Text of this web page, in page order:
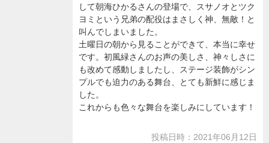
して朝海ひかるさんの登場で、スサノオとツク
ヨミという兄弟の配役はまさしく神、無敵！と
叫んでしまいました。
土曜日の朝から見ることができて、本当に幸せ
です。初風緑さんのお声の美しさ、神々しさに
も改めて感動しましたし、ステージ装飾がシン
プルでも迫力のある舞台、とても新鮮に感じま
した。
これからも色々な舞台を楽しみにしています！
投稿日時：2021年06月12日